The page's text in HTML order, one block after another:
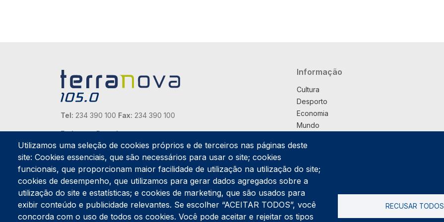
Tel: 234 390 100 Fax: 234 390 100
Endereço Postal
Apartado 42
Rua Gil Eanes 31
3834-908 Gafanha da Nazaré
Estúdios
Rua Prior Guerra
Edifício do Centro Cultural da Gafanha da Nazaré
3830-556 Gafanha da Nazaré
Navegação principal
Informação
Cultura
Desporto
Economia
Mundo
País
Praça
Pub
Saúde
Sociedade
Utilizamos uma seleção de cookies próprios e de terceiros nas páginas deste
site: Cookies essenciais, que são necessários para usar o site; cookies
funcionais, que proporcionam maior facilidade de utilização na utilização do site;
cookies de desempenho, que utilizamos para gerar dados agregados sobre a
utilização do site e estatísticas; e cookies de marketing, que são usados para
exibir conteúdo e publicidade relevantes. Se escolher “ACEITAR TODOS”, você
concorda com o uso de todos os cookies. Você pode aceitar e rejeitar os tipos
RECUSAR TODOS